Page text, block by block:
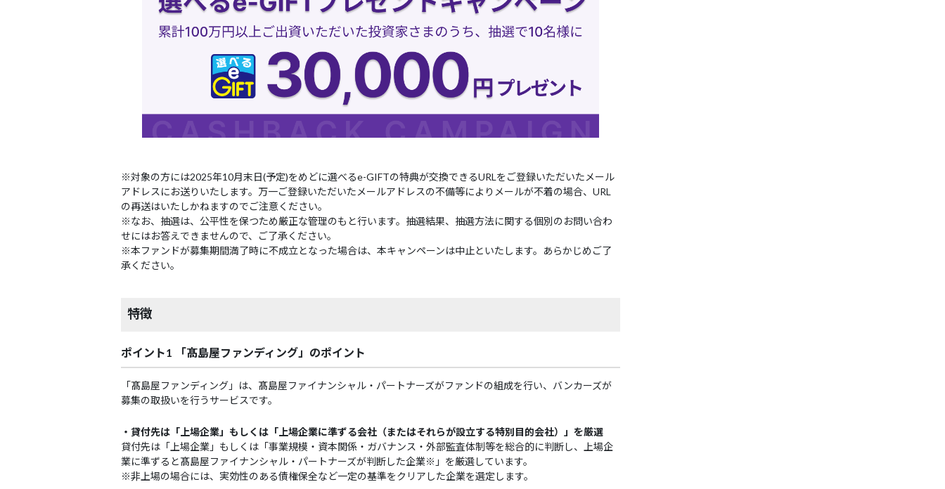
※対象の方には2025年10月末日(予定)をめどに選べるe-GIFTの特典が交換できるURLをご登録いただいたメール
アドレスにお送りいたします。万一ご登録いただいたメールアドレスの不備等によりメールが不着の場合、URL
の再送はいたしかねますのでご注意ください。
※なお、抽選は、公平性を保つため厳正な管理のもと行います。抽選結果、抽選方法に関する個別のお問い合わ
せにはお答えできませんので、ご了承ください。
※本ファンドが募集期間満了時に不成立となった場合は、本キャンペーンは中止といたします。あらかじめご了
承ください。
特徴
ポイント1 「髙島屋ファンディング」のポイント
「髙島屋ファンディング」は、髙島屋ファイナンシャル・パートナーズがファンドの組成を行い、バンカーズが
募集の取扱いを行うサービスです。
・貸付先は「上場企業」もしくは「上場企業に準ずる会社（またはそれらが設立する特別目的会社）」を厳選
貸付先は「上場企業」もしくは「事業規模・資本関係・ガバナンス・外部監査体制等を総合的に判断し、上場企
業に準ずると髙島屋ファイナンシャル・パートナーズが判断した企業※」を厳選しています。
※非上場の場合には、実効性のある債権保全など一定の基準をクリアした企業を選定します。